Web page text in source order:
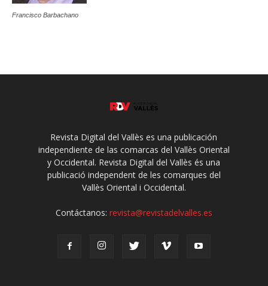
Francisco Barbachano
Revista Digital del Vallès es una publicación
independiente de las comarcas del Vallès Oriental
y Occidental. Revista Digital del Vallès és una
publicació independent de les comarques del
Vallès Oriental i Occidental.
Contáctanos: revista@revistadelvalles.es